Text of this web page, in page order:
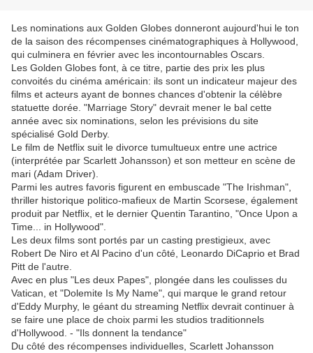
Les nominations aux Golden Globes donneront aujourd'hui le ton
de la saison des récompenses cinématographiques à Hollywood,
qui culminera en février avec les incontournables Oscars.
Les Golden Globes font, à ce titre, partie des prix les plus
convoités du cinéma américain: ils sont un indicateur majeur des
films et acteurs ayant de bonnes chances d'obtenir la célèbre
statuette dorée. "Marriage Story" devrait mener le bal cette
année avec six nominations, selon les prévisions du site
spécialisé Gold Derby.
Le film de Netflix suit le divorce tumultueux entre une actrice
(interprétée par Scarlett Johansson) et son metteur en scène de
mari (Adam Driver).
Parmi les autres favoris figurent en embuscade "The Irishman",
thriller historique politico-mafieux de Martin Scorsese, également
produit par Netflix, et le dernier Quentin Tarantino, "Once Upon a
Time... in Hollywood".
Les deux films sont portés par un casting prestigieux, avec
Robert De Niro et Al Pacino d'un côté, Leonardo DiCaprio et Brad
Pitt de l'autre.
Avec en plus "Les deux Papes", plongée dans les coulisses du
Vatican, et "Dolemite Is My Name", qui marque le grand retour
d'Eddy Murphy, le géant du streaming Netflix devrait continuer à
se faire une place de choix parmi les studios traditionnels
d'Hollywood. - "Ils donnent la tendance"
Du côté des récompenses individuelles, Scarlett Johansson